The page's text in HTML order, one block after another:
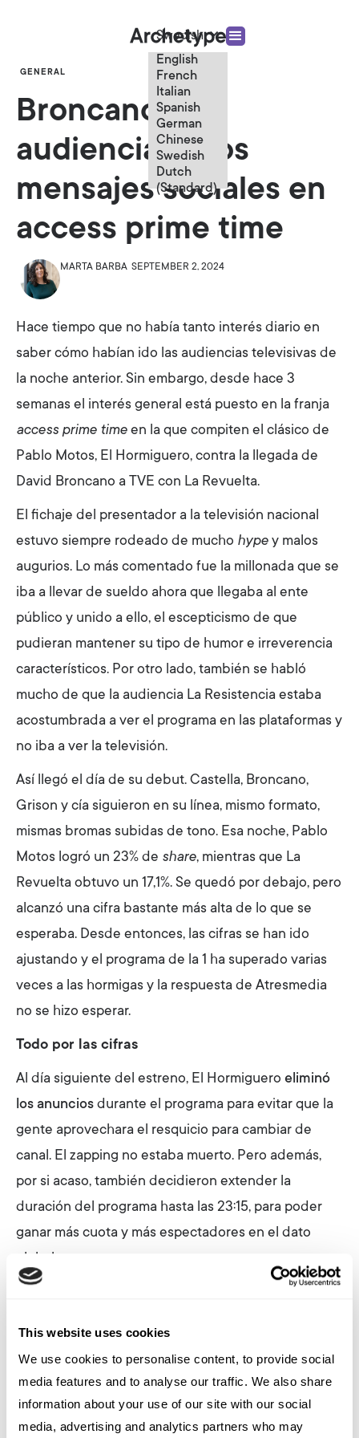
This website uses cookies
We use cookies to personalise content, to provide social
media features and to analyse our traffic. We also share
information about your use of our site with our social
media, advertising and analytics partners who may
Swedish
English
French
Italian
Spanish
German
Chinese
Swedish
Dutch
(Standard)
GENERAL
Broncano, las
audiencias y los
mensajes sociales en
access prime time
MARTA BARBA SEPTEMBER 2, 2024
Hace tiempo que no había tanto interés diario en
saber cómo habían ido las audiencias televisivas de
la noche anterior. Sin embargo, desde hace 3
semanas el interés general está puesto en la franja
access prime time en la que compiten el clásico de
Pablo Motos, El Hormiguero, contra la llegada de
David Broncano a TVE con La Revuelta.
El fichaje del presentador a la televisión nacional
estuvo siempre rodeado de mucho hype y malos
augurios. Lo más comentado fue la millonada que se
iba a llevar de sueldo ahora que llegaba al ente
público y unido a ello, el escepticismo de que
pudieran mantener su tipo de humor e irreverencia
característicos. Por otro lado, también se habló
mucho de que la audiencia La Resistencia estaba
acostumbrada a ver el programa en las plataformas y
no iba a ver la televisión.
Así llegó el día de su debut. Castella, Broncano,
Grison y cía siguieron en su línea, mismo formato,
mismas bromas subidas de tono. Esa noche, Pablo
Motos logró un 23% de share, mientras que La
Revuelta obtuvo un 17,1%. Se quedó por debajo, pero
alcanzó una cifra bastante más alta de lo que se
esperaba. Desde entonces, las cifras se han ido
ajustando y el programa de la 1 ha superado varias
veces a las hormigas y la respuesta de Atresmedia
no se hizo esperar.
Todo por las cifras
Al día siguiente del estreno, El Hormiguero eliminó
los anuncios durante el programa para evitar que la
gente aprovechara el resquicio para cambiar de
canal. El zapping no estaba muerto. Pero además,
por si acaso, también decidieron extender la
duración del programa hasta las 23:15, para poder
ganar más cuota y más espectadores en el dato
global.
supera al Hormiguero y se se está distanciando
noche a noche. Lo curioso es que, realmente, no le
roba espectadores, si no que Broncano sí está